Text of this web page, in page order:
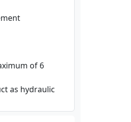
of 6
as hydraulic